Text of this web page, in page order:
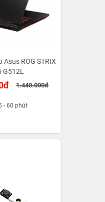
ROG STRIX
G512L
1.440.000đ
- 60 phút